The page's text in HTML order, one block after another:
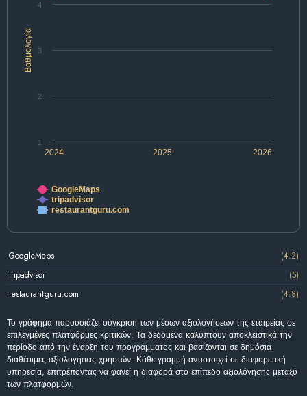
Βαθμολογία
2024 2025 2026
1
2
3
4
GoogleMaps
tripadvisor
restaurantguru.com
GoogleMaps
(4.2)
tripadvisor
(5)
restaurantguru.com
(4.8)
Το γράφημα παρουσιάζει σύγκριση των μέσων αξιολογήσεων της εταιρείας σε
επιλεγμένες πλατφόρμες κριτικών. Τα δεδομένα καλύπτουν αποκλειστικά την
περίοδο από την έναρξη του προγράμματος και βασίζονται σε δημόσια
διαθέσιμες αξιολογήσεις χρηστών. Κάθε γραμμή αντιστοιχεί σε διαφορετική
υπηρεσία, επιτρέποντας να φανεί η διαφορά στο επίπεδο αξιολόγησης μεταξύ
των πλατφορμών.